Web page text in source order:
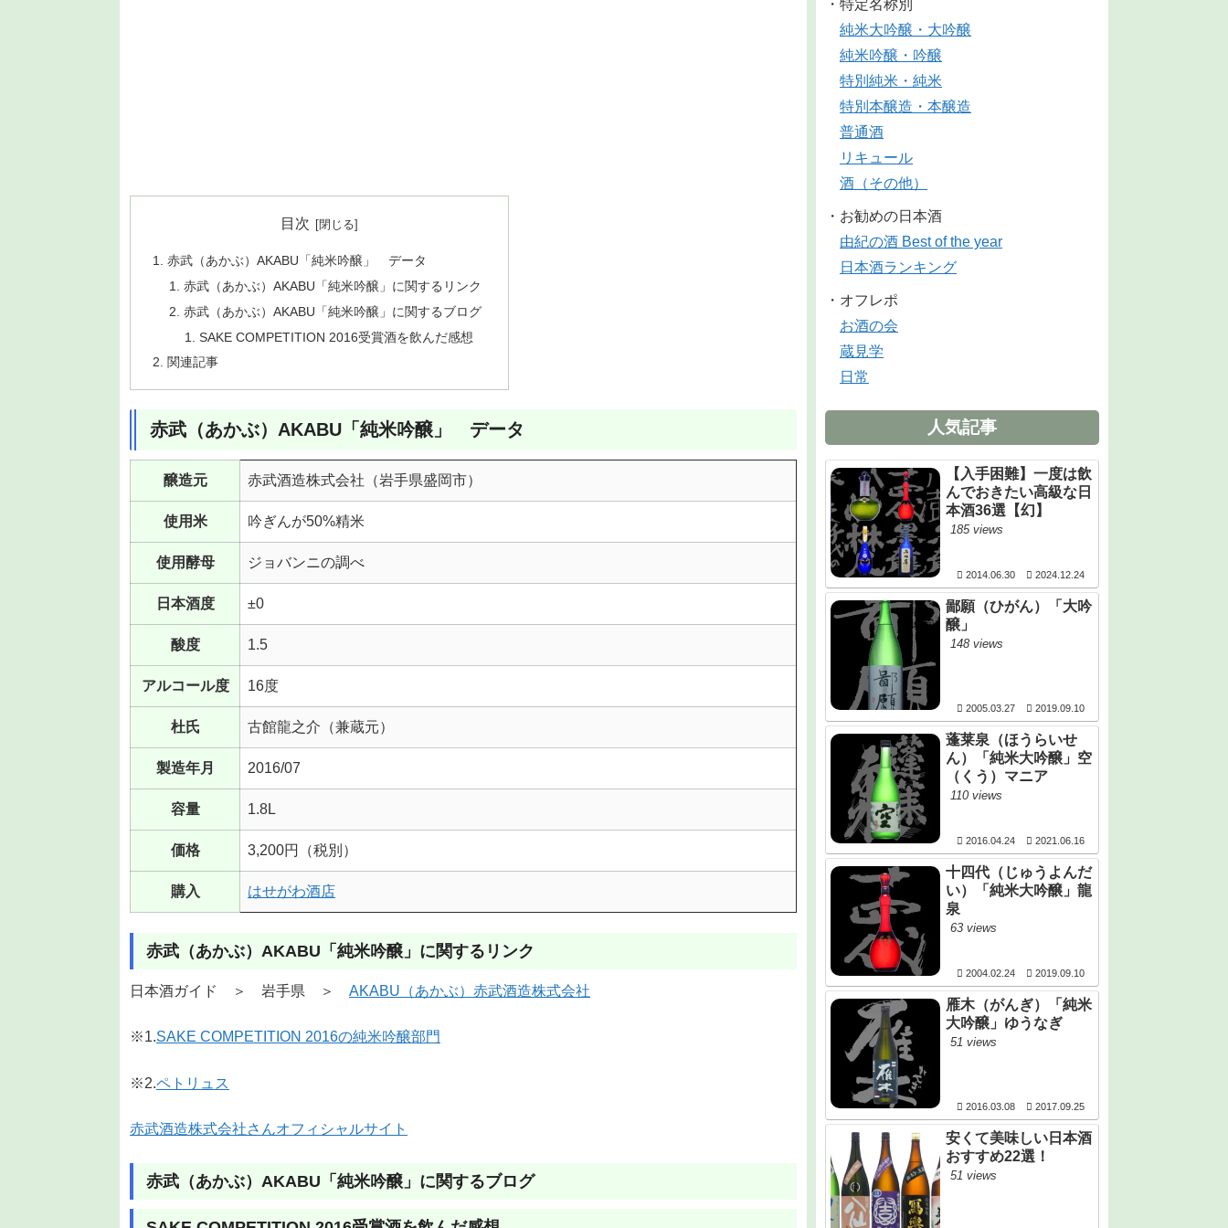
目次
赤武（あかぶ）AKABU「純米吟醸」 データ
赤武（あかぶ）AKABU「純米吟醸」に関するリンク
赤武（あかぶ）AKABU「純米吟醸」に関するブログ
SAKE COMPETITION 2016受賞酒を飲んだ感想
関連記事
赤武（あかぶ）AKABU「純米吟醸」 データ
醸造元 赤武酒造株式会社（岩手県盛岡市）
使用米 吟ぎんが50%精米
使用酵母 ジョバンニの調べ
日本酒度 ±0
酸度 1.5
アルコール度 16度
杜氏 古館龍之介（兼蔵元）
製造年月 2016/07
容量 1.8L
価格 3,200円（税別）
購入 はせがわ酒店
赤武（あかぶ）AKABU「純米吟醸」に関するリンク
日本酒ガイド ＞ 岩手県 ＞ AKABU（あかぶ）赤武酒造株式会社
※1.SAKE COMPETITION 2016の純米吟醸部門
※2.ペトリュス
赤武酒造株式会社さんオフィシャルサイト
赤武（あかぶ）AKABU「純米吟醸」に関するブログ
・特定名称別
純米大吟醸・大吟醸
純米吟醸・吟醸
特別純米・純米
特別本醸造・本醸造
普通酒
リキュール
酒（その他）
・お勧めの日本酒
由紀の酒 Best of the year
日本酒ランキング
・オフレポ
お酒の会
蔵見学
日常
人気記事
【入手困難】一度は飲
んでおきたい高級な日
本酒36選【幻】
185 views
2014.06.30 2024.12.24
鄙願（ひがん）「大吟
醸」
148 views
2005.03.27 2019.09.10
蓬莱泉（ほうらいせ
ん）「純米大吟醸」空
（くう）マニア
110 views
2016.04.24 2021.06.16
十四代（じゅうよんだ
い）「純米大吟醸」龍
泉
63 views
2004.02.24 2019.09.10
雁木（がんぎ）「純米
大吟醸」ゆうなぎ
51 views
2016.03.08 2017.09.25
安くて美味しい日本酒
おすすめ22選！
51 views